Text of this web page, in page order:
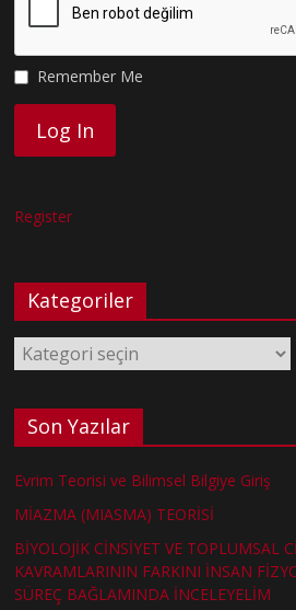
Remember Me
Register
Kategoriler
Kategoriler
Son Yazılar
Evrim Teorisi ve Bilimsel Bilgiye Giriş
MİAZMA (MIASMA) TEORİSİ
BİYOLOJİK CİNSİYET VE TOPLUMSAL
KAVRAMLARININ FARKINI İNSAN
SÜREÇ BAĞLAMINDA İNCELEYELİM